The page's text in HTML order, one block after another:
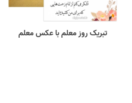
تبریک روز معلم با عکس معلم